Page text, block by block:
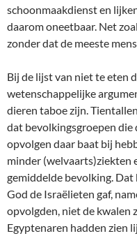
schoonmaakdienst en
daarom oneetbaar. Net
zonder dat de meeste
Bij de lijst van niet te eten
wetenschappelijke
dieren taboe zijn.
dat bevolkingsgroepen
opvolgen daar baat bij
minder (welvaarts)ziekten
gemiddelde bevolking.
God de Israëlieten gaf,
opvolgden, niet de kwalen
Egyptenaren hadden zien